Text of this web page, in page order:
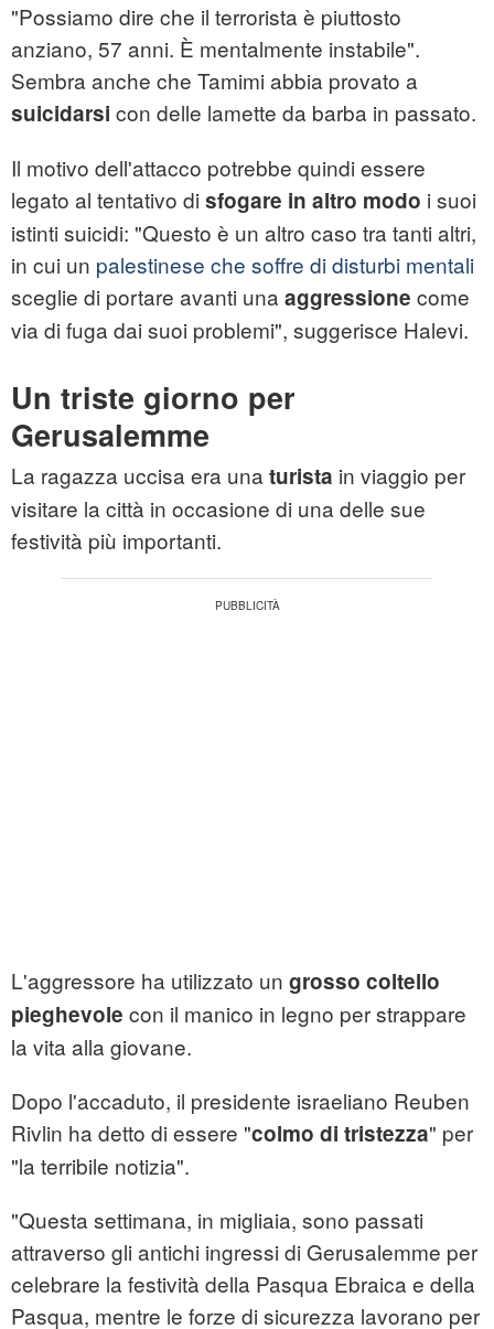
"Possiamo dire che il terrorista è piuttosto
anziano, 57 anni. È mentalmente instabile".
Sembra anche che Tamimi abbia provato a
suicidarsi con delle lamette da barba in passato.
Il motivo dell'attacco potrebbe quindi essere
legato al tentativo di sfogare in altro modo i suoi
istinti suicidi: "Questo è un altro caso tra tanti altri,
in cui un palestinese che soffre di disturbi mentali
sceglie di portare avanti una aggressione come
via di fuga dai suoi problemi", suggerisce Halevi.
Un triste giorno per
Gerusalemme
La ragazza uccisa era una turista in viaggio per
visitare la città in occasione di una delle sue
festività più importanti.
L'aggressore ha utilizzato un grosso coltello
pieghevole con il manico in legno per strappare
la vita alla giovane.
Dopo l'accaduto, il presidente israeliano Reuben
Rivlin ha detto di essere "colmo di tristezza" per
"la terribile notizia".
"Questa settimana, in migliaia, sono passati
attraverso gli antichi ingressi di Gerusalemme per
celebrare la festività della Pasqua Ebraica e della
Pasqua, mentre le forze di sicurezza lavorano per